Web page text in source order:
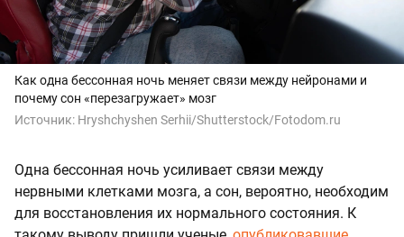
Как одна бессонная ночь меняет связи между нейронами и
почему сон «перезагружает» мозг
Источник: Hryshchyshen Serhii/Shutterstock/Fotodom.ru
Одна бессонная ночь усиливает связи между
нервными клетками мозга, а сон, вероятно, необходим
для восстановления их нормального состояния. К